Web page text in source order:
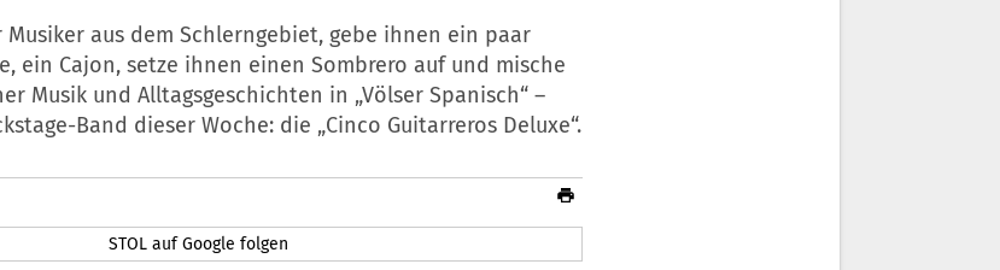
aus dem Schlerngebiet, gebe ihnen ein paar
ein Cajon, setze ihnen einen Sombrero auf und mische
Musik und Alltagsgeschichten in „Völser Spanisch“ –
Band dieser Woche: die „Cinco Guitarreros Deluxe“.
STOL auf Google folgen